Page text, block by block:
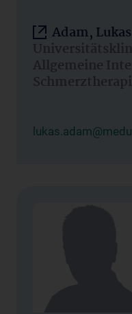
Adam,
Allgemeine